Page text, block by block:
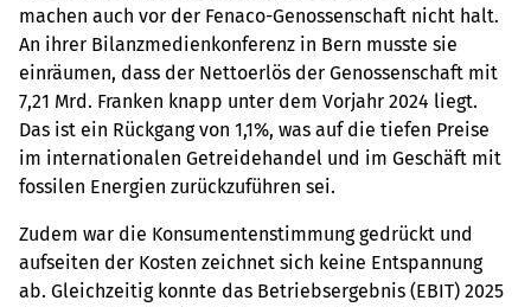
machen auch vor der Fenaco-Genossenschaft nicht halt.
An ihrer Bilanzmedienkonferenz in Bern musste sie
einräumen, dass der Nettoerlös der Genossenschaft mit
7,21 Mrd. Franken knapp unter dem Vorjahr 2024 liegt.
Das ist ein Rückgang von 1,1%, was auf die tiefen Preise
im internationalen Getreidehandel und im Geschäft mit
fossilen Energien zurückzuführen sei.
Zudem war die Konsumentenstimmung gedrückt und
aufseiten der Kosten zeichnet sich keine Entspannung
ab. Gleichzeitig konnte das Betriebsergebnis (EBIT) 2025